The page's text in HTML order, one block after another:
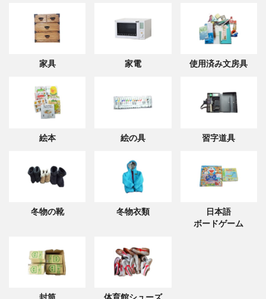
家具 家電 使用済み文房具
絵本 絵の具 習字道具
冬物の靴 冬物衣類
日本語
ボードゲーム